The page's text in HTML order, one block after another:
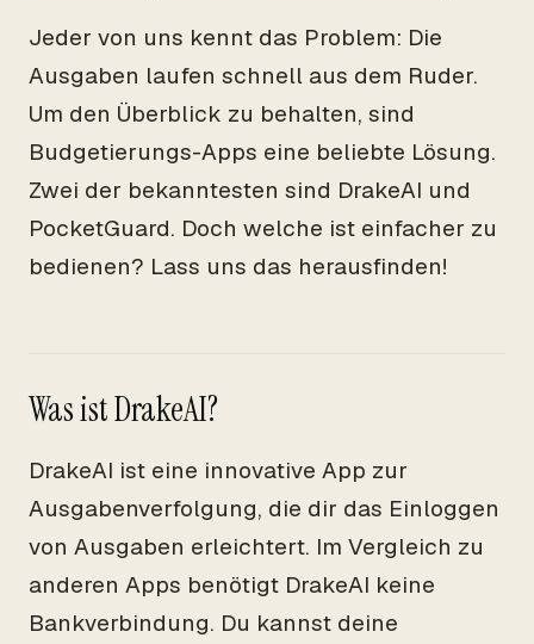
Jeder von uns kennt das Problem: Die
Ausgaben laufen schnell aus dem Ruder.
Um den Überblick zu behalten, sind
Budgetierungs-Apps eine beliebte Lösung.
Zwei der bekanntesten sind DrakeAI und
PocketGuard. Doch welche ist einfacher zu
bedienen? Lass uns das herausfinden!
Was ist DrakeAI?
DrakeAI ist eine innovative App zur
Ausgabenverfolgung, die dir das Einloggen
von Ausgaben erleichtert. Im Vergleich zu
anderen Apps benötigt DrakeAI keine
Bankverbindung. Du kannst deine